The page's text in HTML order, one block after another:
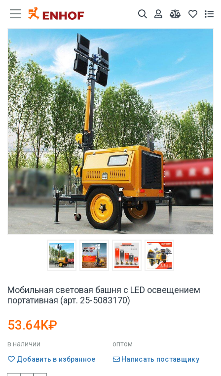
Мобильная световая башня с LED освещением
портативная (арт. 25-5083170)
53.64K₽
в наличии
оптом
Добавить в избранное
Написать поставщику